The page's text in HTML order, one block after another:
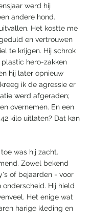
werd hij
andere hond.
Het kostte me
en vertrouwen
te krijgen. Hij schrok
hero-zakken
hij later opnieuw
ik de agressie er
werd afgeraden;
overnemen. En een
kilo uitlaten? Dat kan
was hij zacht.
Zowel bekend
of bejaarden - voor
onderscheid. Hij hield
Het enige wat
harige kleding en